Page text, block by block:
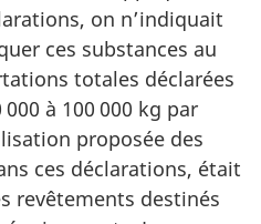
on n’indiquait
ces substances au
totales déclarées
à 100 000 kg par
proposée des
ces déclarations, était
revêtements destinés